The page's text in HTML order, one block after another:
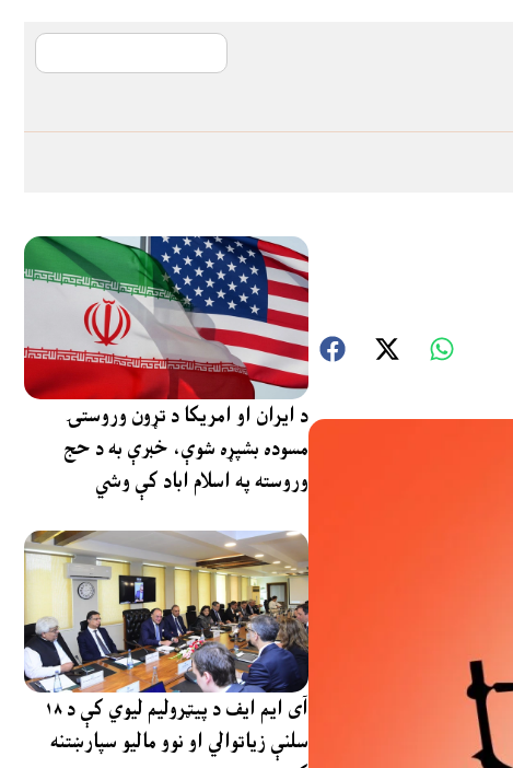
د ایران او امریکا د تړون وروستۍ
مسوده بشپړه شوې، خبرې به د حج
وروسته په اسلام اباد کې وشي
آی ایم ایف د پیټرولیم لیوي کې د ۱۸
سلنې زیاتوالي او نوو مالیو سپارښتنه